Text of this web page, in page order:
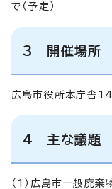
で（予定）
3 開催場所
広島市役所本庁舎
4 主な議題
（1）広島市一般廃棄